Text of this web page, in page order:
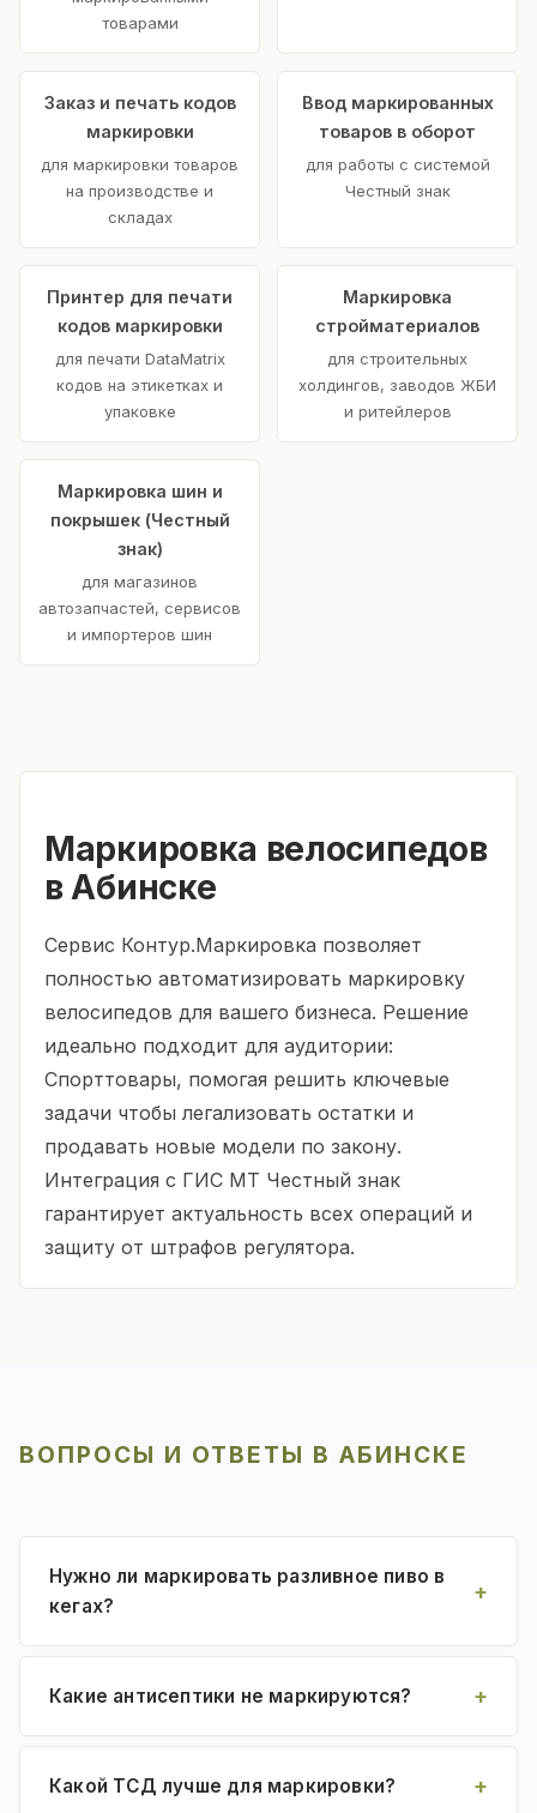
товарами
Заказ и печать кодов
маркировки
для маркировки товаров
на производстве и
складах
Ввод маркированных
товаров в оборот
для работы с системой
Честный знак
Принтер для печати
кодов маркировки
для печати DataMatrix
кодов на этикетках и
упаковке
Маркировка
стройматериалов
для строительных
холдингов, заводов ЖБИ
и ритейлеров
Маркировка шин и
покрышек (Честный
знак)
для магазинов
автозапчастей, сервисов
и импортеров шин
Маркировка велосипедов
в Абинске
Сервис Контур.Маркировка позволяет
полностью автоматизировать маркировку
велосипедов для вашего бизнеса. Решение
идеально подходит для аудитории:
Спорттовары, помогая решить ключевые
задачи чтобы легализовать остатки и
продавать новые модели по закону.
Интеграция с ГИС МТ Честный знак
гарантирует актуальность всех операций и
защиту от штрафов регулятора.
ВОПРОСЫ И ОТВЕТЫ В АБИНСКЕ
Нужно ли маркировать разливное пиво в
кегах?
Какие антисептики не маркируются?
Какой ТСД лучше для маркировки?